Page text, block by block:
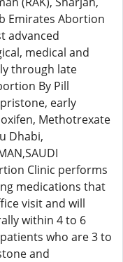
Emirates Abortion
advanced
medical and
through late
By Pill
early
Methotrexate
Dhabi,
Clinic performs
medications that
visit and will
within 4 to 6
who are 3 to
and